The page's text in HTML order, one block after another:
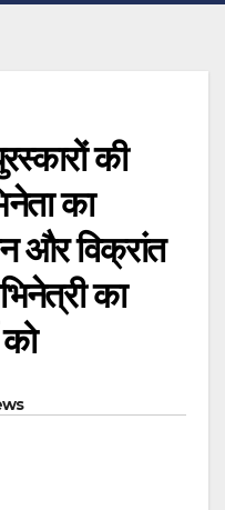
की
का
और विक्रांत
का